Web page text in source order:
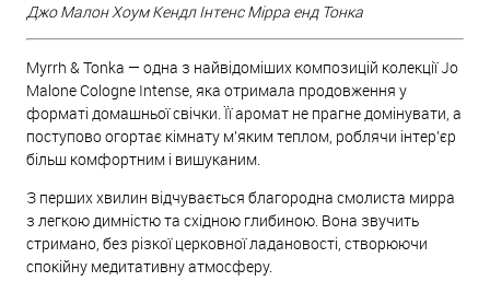
Джо Малон Хоум Кендл Інтенс Мірра енд Тонка
Myrrh & Tonka — одна з найвідоміших композицій колекції Jo
Malone Cologne Intense, яка отримала продовження у
форматі домашньої свічки. Її аромат не прагне домінувати, а
поступово огортає кімнату м'яким теплом, роблячи інтер'єр
більш комфортним і вишуканим.
З перших хвилин відчувається благородна смолиста мирра
з легкою димністю та східною глибиною. Вона звучить
стримано, без різкої церковної ладановості, створюючи
спокійну медитативну атмосферу.